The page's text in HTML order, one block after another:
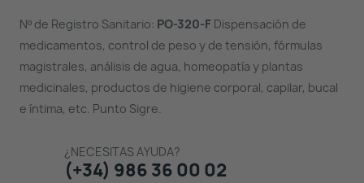
Nº de Registro Sanitario: PO-320-FDispensación de
medicamentos, control de peso y de tensión, fórmulas
magistrales, análisis de agua, homeopatía y plantas
medicinales, productos de higiene corporal, capilar, bucal
e íntima, etc. Punto Sigre.
¿NECESITAS AYUDA?
(+34) 986 36 00 02